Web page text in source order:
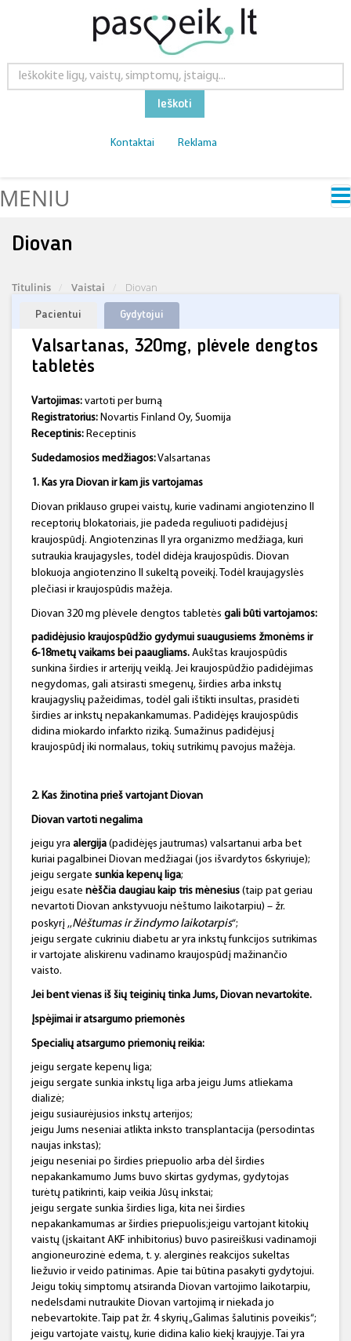
Ieškoti
Kontaktai Reklama
MENIU
Diovan
Titulinis Vaistai Diovan
Pacientui Gydytojui
Valsartanas, 320mg, plėvele dengtos
tabletės
Vartojimas: vartoti per burną
Registratorius: Novartis Finland Oy, Suomija
Receptinis: Receptinis
Sudedamosios medžiagos:Valsartanas
1. Kas yra Diovan ir kam jis vartojamas
Diovan priklauso grupei vaistų, kurie vadinami angiotenzino II
receptorių blokatoriais, jie padeda reguliuoti padidėjusį
kraujospūdį. Angiotenzinas II yra organizmo medžiaga, kuri
sutraukia kraujagysles, todėl didėja kraujospūdis. Diovan
blokuoja angiotenzino II sukeltą poveikį. Todėl kraujagyslės
plečiasi ir kraujospūdis mažėja.
Diovan 320 mg plėvele dengtos tabletės gali būti vartojamos:
padidėjusio kraujospūdžio gydymui suaugusiems žmonėms ir
6‑18metų vaikams bei paaugliams. Aukštas kraujospūdis
sunkina širdies ir arterijų veiklą. Jei kraujospūdžio padidėjimas
negydomas, gali atsirasti smegenų, širdies arba inkstų
kraujagyslių pažeidimas, todėl gali ištikti insultas, prasidėti
širdies ar inkstų nepakankamumas. Padidėjęs kraujospūdis
didina miokardo infarkto riziką. Sumažinus padidėjusį
kraujospūdį iki normalaus, tokių sutrikimų pavojus mažėja.
2. Kas žinotina prieš vartojant Diovan
Diovan vartoti negalima
jeigu yra alergija (padidėjęs jautrumas) valsartanui arba bet
kuriai pagalbinei Diovan medžiagai (jos išvardytos 6skyriuje);
jeigu sergate sunkia kepenų liga;
jeigu esate nėščia daugiau kaip tris mėnesius (taip pat geriau
nevartoti Diovan ankstyvuoju nėštumo laikotarpiu) – žr.
poskyrį ,,Nėštumas ir žindymo laikotarpis“;
jeigu sergate cukriniu diabetu ar yra inkstų funkcijos sutrikimas
ir vartojate aliskirenu vadinamo kraujospūdį mažinančio
vaisto.
Jei bent vienas iš šių teiginių tinka Jums, Diovan nevartokite.
Įspėjimai ir atsargumo priemonės
Specialių atsargumo priemonių reikia:
jeigu sergate kepenų liga;
jeigu sergate sunkia inkstų liga arba jeigu Jums atliekama
dializė;
jeigu susiaurėjusios inkstų arterijos;
jeigu Jums neseniai atlikta inksto transplantacija (persodintas
naujas inkstas);
jeigu neseniai po širdies priepuolio arba dėl širdies
nepakankamumo Jums buvo skirtas gydymas, gydytojas
turėtų patikrinti, kaip veikia Jūsų inkstai;
jeigu sergate sunkia širdies liga, kita nei širdies
nepakankamumas ar širdies priepuolis;jeigu vartojant kitokių
vaistų (įskaitant AKF inhibitorius) buvo pasireiškusi vadinamoji
angioneurozinė edema, t. y. alerginės reakcijos sukeltas
liežuvio ir veido patinimas. Apie tai būtina pasakyti gydytojui.
Jeigu tokių simptomų atsiranda Diovan vartojimo laikotarpiu,
nedelsdami nutraukite Diovan vartojimą ir niekada jo
nebevartokite. Taip pat žr. 4 skyrių „Galimas šalutinis poveikis“;
jeigu vartojate vaistų, kurie didina kalio kiekį kraujyje. Tai yra